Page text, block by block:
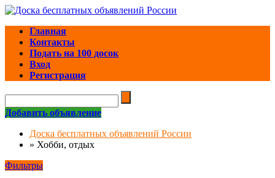
Главная
Контакты
Подать на 100 досок
Вход
Регистрация
Добавить объявление
Доска бесплатных объявлений России
» Хобби, отдых
Фильтры